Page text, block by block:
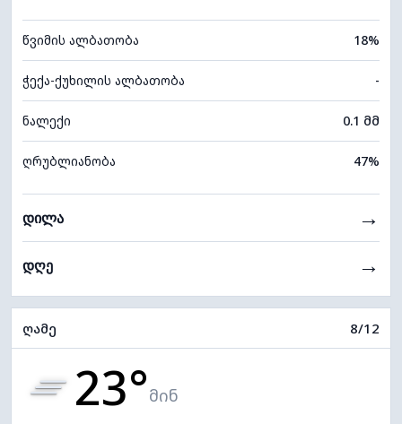
წვიმის ალბათობა 18%
ჭექა-ქუხილის ალბათობა -
ნალექი 0.1 მმ
ღრუბლიანობა 47%
დილა →
დღე →
ღამე 8/12
23°მინ